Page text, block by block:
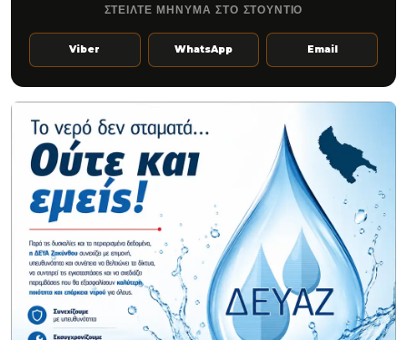
ΣΤΕΙΛΤΕ ΜΗΝΥΜΑ ΣΤΟ ΣΤΟΥΝΤΙΟ
Viber WhatsApp Email